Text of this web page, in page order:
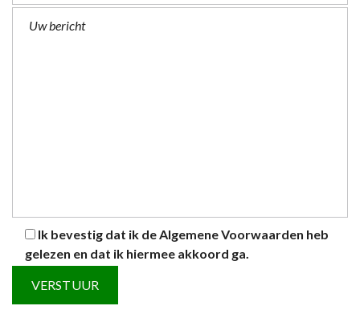
Ik bevestig dat ik deAlgemene Voorwaarden heb
gelezen en dat ik hiermee akkoord ga.